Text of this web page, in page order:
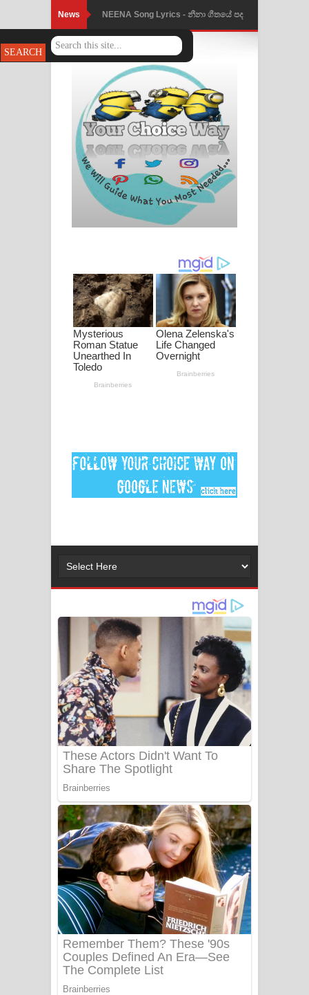
News NEENA Song Lyrics - නීනා ගීතයේ පද
පෙළ
Ahimi Wimai Himi Song Lyrics - අහිමි
විමයි හිමි ගීතයේ පද පෙළ
Mathaka Parana Song Lyrics - මතක
පාරනා ගීතයේ පද පෙළ
Nimnadhen Song Lyrics - නිම්නාදෙන්
ගීතයේ පද පෙළ
ඔබමයි මගේ ආදරේ ගීතයේ පද පෙළ
Pansal Gihin Song Lyrics - පන්සල් ගිහිං
ගීතයේ පද පෙළ
Ankeliya Song Lyrics - අංකෙළිය ගීතයේ
ගීතයේ පද පෙළ
MANAMALA KATHA Song Lyrics -
2026 football world cup song lyrics
අම්මා ගීතයේ පද පෙළ
Gemak Deela Song Lyrics - ගේමක් දීලා
ගීතයේ පද පෙළ
Niwuna Numba Hinda Song Lyrics -
නිවුනා නුඹ හින්දා ගීතයේ පද පෙළ
Numba Dun Aadare Song Lyrics - නුඹ
Liyamuda Dan Anagathe Song Lyrics
- ලියමුද දැන් අනාගතේ ගීතයේ පද පෙළ
Doni Song Lyrics - දෝණි ගීතයේ පද
පෙළ
Benthara Palame Song Lyrics -
බෙන්තර පාලමේ ගීතයේ පද පෙළ